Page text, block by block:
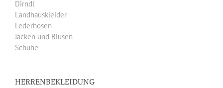
Dirndl
Landhauskleider
Lederhosen
Jacken und Blusen
Schuhe
HERRENBEKLEIDUNG